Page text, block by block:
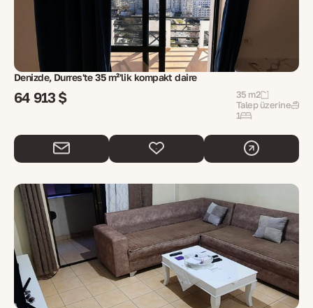
Denizde, Durres'te 35 m²'lik kompakt daire
64 913 $
35 m2
Talep üzerine
1